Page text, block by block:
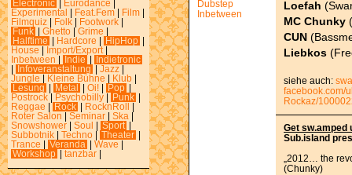
Electronic
Eurodance
Experimental
Feat.Fem Film
Filmquiz
Folk Footwork
Funk
Ghetto Grime
Halftime
Hardcore HipHop
House
Import/Export
Inbetween
Indie
Indietronic
Infoveranstaltung Jazz
Jungle
Kleine Bühne Klub
Lesung
Metal Oi! Pop
Postrock
Psychobilly Punk
Reggae
Rock RocknRoll
Roter Salon
Seminar Ska
Snowshower
Soul Sport
Subbotnik
Techno Theater
Trance
Veranda Wave
Workshop
tanzbar
Dubstep
Inbetween
Loefah
MC Chunky
CUN
Liebkos
siehe auch:
facebook.com/
Rockaz/
Get sw.amped
Sub.island
„2012… the
(Chunky)